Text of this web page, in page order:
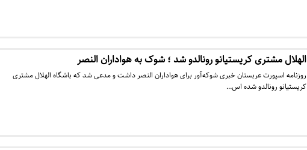
الهلال مشتری کریستیانو رونالدو شد ؛ شوک به هواداران النصر
روزنامه اسپورت عربستان خبری شوکه‌آور برای هواداران النصر داشت و مدعی شد که باشگاه الهلال مشتری
کریستیانو رونالدو شده اس…